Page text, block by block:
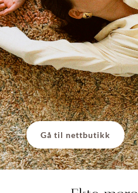
Gå til nettbutikk